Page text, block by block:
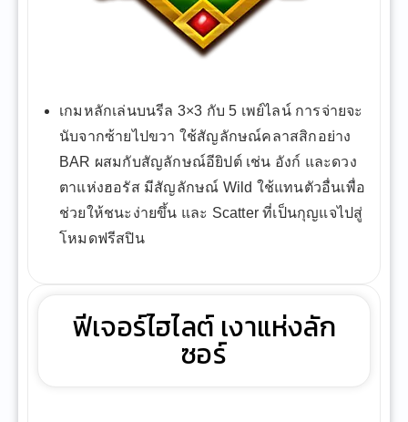
เกมหลักเล่นบนรีล 3×3 กับ 5 เพย์ไลน์ การจ่ายจะ
นับจากซ้ายไปขวา ใช้สัญลักษณ์คลาสสิกอย่าง
BAR ผสมกับสัญลักษณ์อียิปต์ เช่น อังก์ และดวง
ตาแห่งฮอรัส มีสัญลักษณ์ Wild ใช้แทนตัวอื่นเพื่อ
ช่วยให้ชนะง่ายขึ้น และ Scatter ที่เป็นกุญแจไปสู่
โหมดฟรีสปิน
ฟีเจอร์ไฮไลต์ เงาแห่งลัก
ซอร์